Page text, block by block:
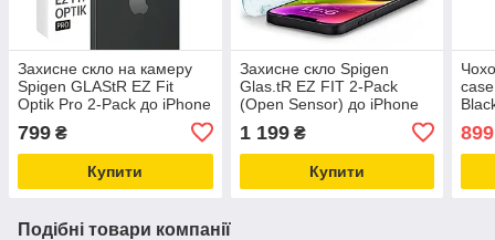
Захисне скло на камеру
Spigen GLAStR EZ Fit
Optik Pro 2-Pack до iPhone
16e/17e Black (AGL09279)
799 ₴
Купити
Захисне скло Spigen
Glas.tR EZ FIT 2-Pack
(Open Sensor) до iPhone
17e/16e/14/13 Pro/13 Clear
(AGL03385)
1 199₴
Купити
Подібні товари компанії